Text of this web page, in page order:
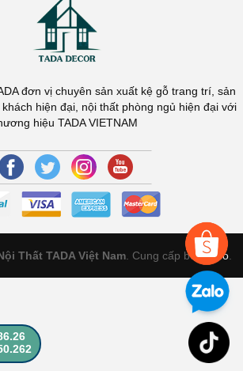
đơn vị chuyên sản xuất kệ gỗ trang trí, sản
hiện đại, nội thất phòng ngủ hiện đại với
hiệu TADA VIETNAM
Thất TADA Việt Nam. Cung cấp bởiSapo.